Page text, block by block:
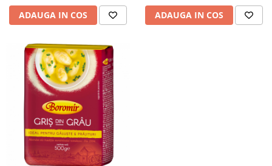
Malai
Produse congelate
Panificatie congelata
Patiserie congelata
Pizza congelata
Baton Cookie congelat
Cheesecake congelat
Horeca
Faina Profesionala
Fursecuri vrac
ADAUGA IN COS ADAUGA IN COS